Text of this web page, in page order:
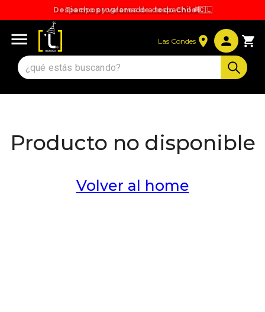
Despacho programado a todo Chile 🇨🇱
Tiempos y valores de despacho 🚚
Las Condes
Producto no disponible
Volver al home